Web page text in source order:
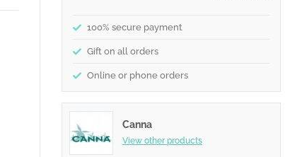
100% secure payment
Gift on all orders
Online or phone orders
Canna
View other products